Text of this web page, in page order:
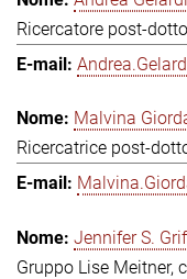
Ricercatore post-
Malvina
Ricercatrice post-
Jennifer S.
Gruppo Lise Meitner,